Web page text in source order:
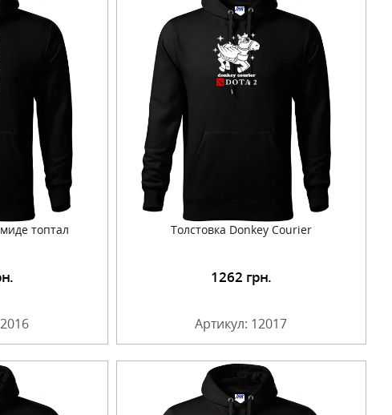
топтал Толстовка Donkey Courier
1262 грн.
Артикул: 12017